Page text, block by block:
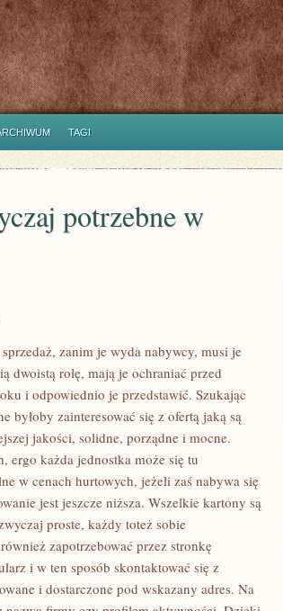
TAGI
potrzebne w
zanim je wyda nabywcy, musi je
dwoistą rolę, mają je ochraniać przed
i odpowiednio je przedstawić. Szukając
byłoby zainteresować się z ofertą jaką są
jakości, solidne, porządne i mocne.
ergo każda jednostka może się tu
w cenach hurtowych, jeżeli zaś nabywa się
jest jeszcze niższa. Wszelkie kartony są
proste, każdy toteż sobie
zapotrzebować przez stronkę
i w ten sposób skontaktować się z
i dostarczone pod wskazany adres. Na